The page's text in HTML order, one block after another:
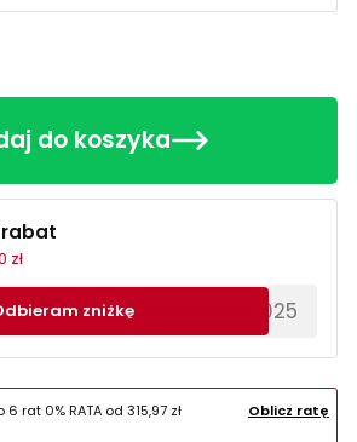
do koszyka
rabat
zł
********EWS2025
zniżkę
6 rat 0% RATA od 315,97 zł Oblicz ratę